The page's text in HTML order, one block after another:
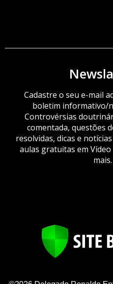
Cadastre o seu e-mail
boletim informativo/
Controvérsias
comentada, questões
resolvidas, dicas e
aulas gratuitas em
mais.